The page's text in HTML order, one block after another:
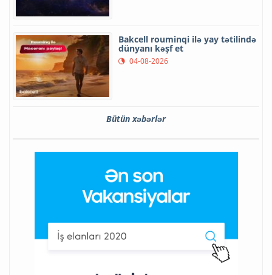
Bakcell rouminqi ilə yay tətilində
dünyanı kəşf et
04-08-2026
Bütün xəbərlər